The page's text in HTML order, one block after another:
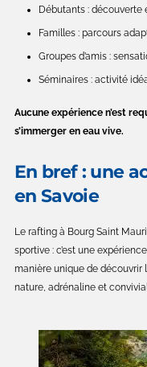
Débutants :
Familles : parcours
Groupes d’amis :
Séminaires : activité
Aucune expérience n’est
s’immerger en eau vive.
En bref : une
en Savoie
Le rafting à Bourg Saint
sportive : c’est une
manière unique de découvrir
nature, adrénaline et